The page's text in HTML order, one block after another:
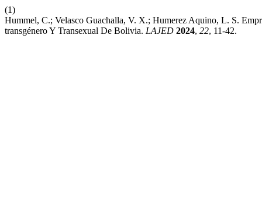
(1)
Hummel, C.; Velasco Guachalla, V. X.; Humerez Aquino, L. S.
transgénero Y Transexual De Bolivia. LAJED 2024, 22, 11-42.